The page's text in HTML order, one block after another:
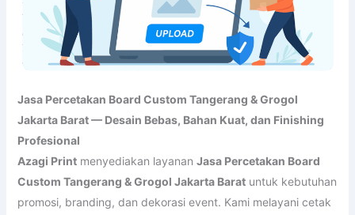
Jasa Percetakan Board Custom Tangerang & Grogol
Jakarta Barat — Desain Bebas, Bahan Kuat, dan Finishing
Profesional
Azagi Printmenyediakan layanan Jasa Percetakan Board
Custom Tangerang & Grogol Jakarta Baratuntuk kebutuhan
promosi, branding, dan dekorasi event. Kami melayani cetak